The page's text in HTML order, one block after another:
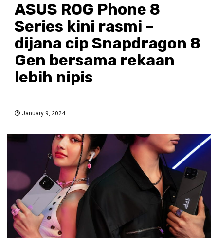
ASUS ROG Phone 8
Series kini rasmi –
dijana cip Snapdragon 8
Gen bersama rekaan
lebih nipis
January 9, 2024